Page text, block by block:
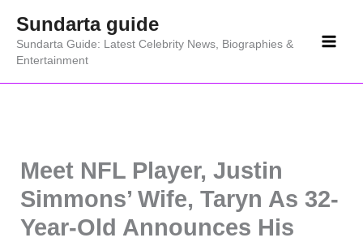
content
Sundarta guide
Sundarta Guide: Latest Celebrity News, Biographies &
Entertainment
Meet NFL Player, Justin
Simmons’ Wife, Taryn As 32-
Year-Old Announces His